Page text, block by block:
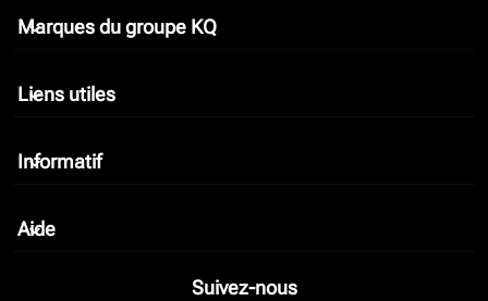
Marques du groupe KQ
keyboard_arrow_down
Liens utiles
keyboard_arrow_down
Informatif
keyboard_arrow_down
Aide
keyboard_arrow_down
Suivez-nous